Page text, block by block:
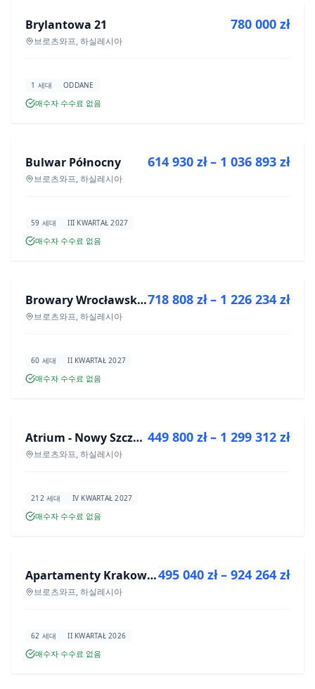
신규 분양
Brylantowa 21
브로츠와프, 하실레시아
780 000 zł
1 세대 ODDANE
매수자 수수료 없음
신규 분양
Bulwar Północny
브로츠와프, 하실레시아
614 930 zł – 1 036 893 zł
59 세대 III KWARTAŁ 2027
매수자 수수료 없음
신규 분양 Browary Wrocławskie bud BR1, BR2
브로츠와프, 하실레시아
718 808 zł – 1 226 234 zł
60 세대 II KWARTAŁ 2027
매수자 수수료 없음
신규 분양 Atrium - Nowy Szczepin
브로츠와프, 하실레시아
449 800 zł – 1 299 312 zł
212 세대 IV KWARTAŁ 2027
매수자 수수료 없음
신규 분양 Apartamenty Krakowska 8
브로츠와프, 하실레시아
495 040 zł – 924 264 zł
62 세대 II KWARTAŁ 2026
매수자 수수료 없음